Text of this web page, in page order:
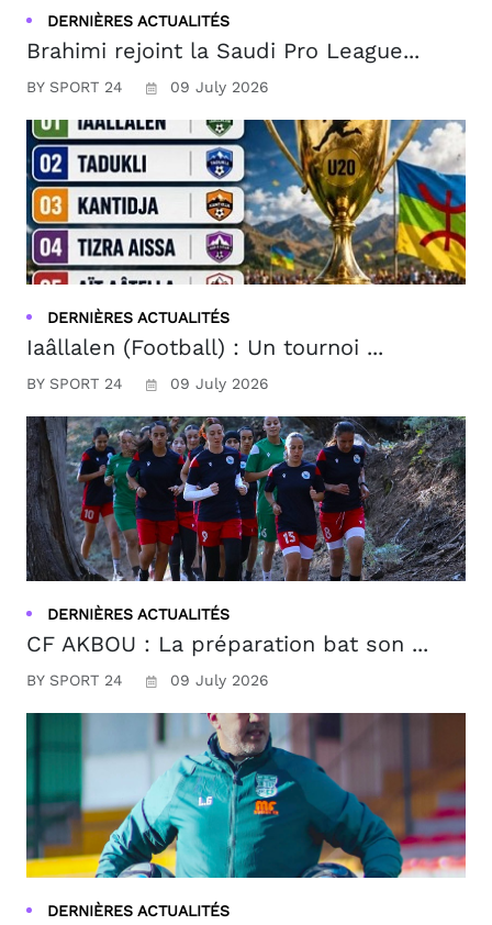
DERNIÈRES ACTUALITÉS
Brahimi rejoint la Saudi Pro League...
BY SPORT 24 09 July 2026
DERNIÈRES ACTUALITÉS
Iaâllalen (Football) : Un tournoi ...
BY SPORT 24 09 July 2026
DERNIÈRES ACTUALITÉS
CF AKBOU : La préparation bat son ...
BY SPORT 24 09 July 2026
DERNIÈRES ACTUALITÉS